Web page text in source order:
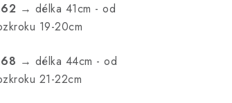
→ délka 41cm - od
19-20cm
→ délka 44cm - od
21-22cm